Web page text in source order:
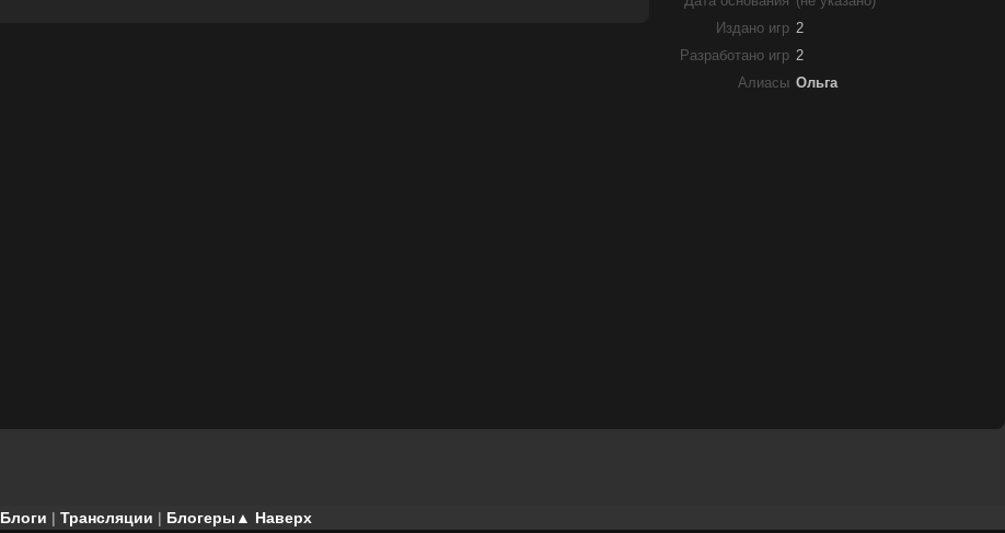
Издано игр 2
Разработано игр 2
Алиасы Ольга
▲ Наверх
Блоги | Трансляции | Блогеры